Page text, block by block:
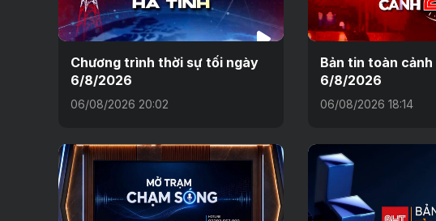
Chương trình thời sự tối ngày
6/8/2026
06/08/2026 20:02
Bản tin toàn
6/8/2026
06/08/2026 18:14